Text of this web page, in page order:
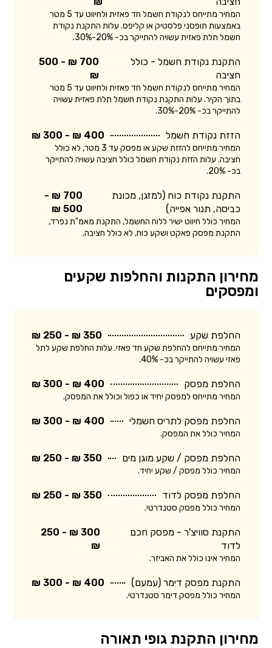
המחיר מתייחס לנקודת חשמל חד פאזית ולחיווט עד 5 מטר
באמצעות תופסני פלסטיק או קליפס. עלות התקנת נקודת
חשמל תלת פאזית עשויה להתייקר בכ- 20%-30%.
התקנת נקודת חשמל - כולל
חציבה
700 ₪ - 500
₪
המחיר מתייחס לנקודת חשמל חד פאזית ולחיווט עד 5 מטר
בתוך הקיר. עלות התקנת נקודת חשמל תלת פאזית עשויה
להתייקר בכ- 20%-30%.
הזזת נקודת חשמל 400 ₪ - 300 ₪
המחיר מתייחס להזזת שקע או מפסק עד 3 מטר, לא כולל
חציבה. עלות הזזת נקודת חשמל כולל חציבה עשויה להתייקר
בכ- 20%.
התקנת נקודת כוח (למזגן, מכונת
כביסה, תנור אפייה)
700 ₪ -
500 ₪
המחיר כולל חיווט ישיר ללוח החשמל, התקנת מאמ"ת נפרד,
התקנת מפסק פאקט ושקע כוח, לא כולל חציבה.
מחירון התקנות והחלפות שקעים
ומפסקים
החלפת שקע 350 ₪ - 250 ₪
המחיר מתייחס להחלפת שקע חד פאזי. עלות החלפת שקע לתל
פאזי עשויה להתייקר בכ- 40%.
החלפת מפסק 400 ₪ - 300 ₪
המחיר מתייחס למפסק יחיד או כפול וכולל את המפסק.
החלפת מפסק לתריס חשמלי 400 ₪ - 300 ₪
המחיר כולל את המפסק.
החלפת מפסק / שקע מוגן מים 350 ₪ - 250 ₪
המחיר כולל מפסק / שקע יחיד.
החלפת מפסק לדוד 350 ₪ - 250 ₪
המחיר כולל מפסק סטנדרטי.
התקנת סוויצ'ר - מפסק חכם
לדוד
300 ₪ - 250
₪
המחיר אינו כולל את האביזר.
התקנת מפסק דימר (עמעם) 400 ₪ - 300 ₪
המחיר כולל מפסק דימר סטנדרטי.
מחירון התקנת גופי תאורה